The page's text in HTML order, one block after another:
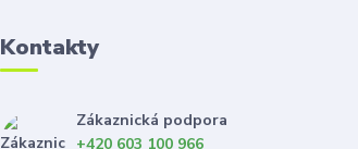
Kontakty
Zákaznická podpora
+420 603 100 966